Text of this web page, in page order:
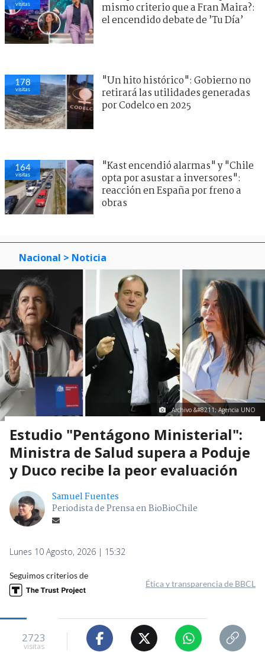
visitas
mismo criterio que a Fran Maira?:
el encendido debate de ’Tu Día’
178
visitas
"Un hito histórico": Gobierno no
retirará las utilidades generadas
por Codelco en 2025
164
visitas
"Kast encendió alarmas" y "Chile
opta por asustar a inversores":
reacción en España por freno a
obras
Nacional > Noticia
Archivo &#8211; Agencia UNO
Estudio "Pentágono Ministerial":
Ministra de Salud supera a Poduje
y Duco recibe la peor evaluación
Samuel Fuentes
Periodista de Prensa en BioBioChile
Lunes 10 Agosto, 2026 | 15:32
Seguimos criterios de
Ética y transparencia de BBCL
2723
visitas